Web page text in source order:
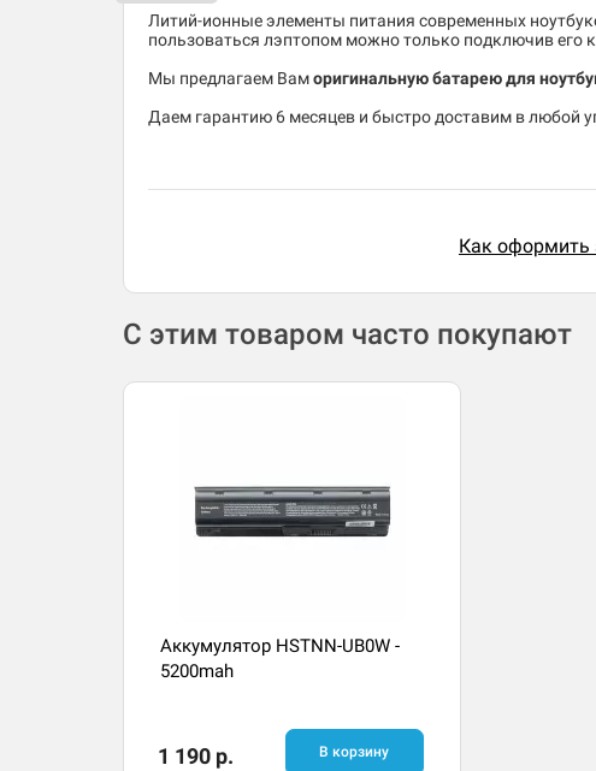
Литий-ионные элементы питания современных
пользоваться лэптопом можно только подключив его
Мы предлагаем Ваморигинальную батарею для
Даем гарантию 6 месяцев и быстро доставим в любой
Как оформить
С этим товаром часто покупают
Аккумулятор HSTNN-UB0W -
5200mah
1 190 р. В корзину